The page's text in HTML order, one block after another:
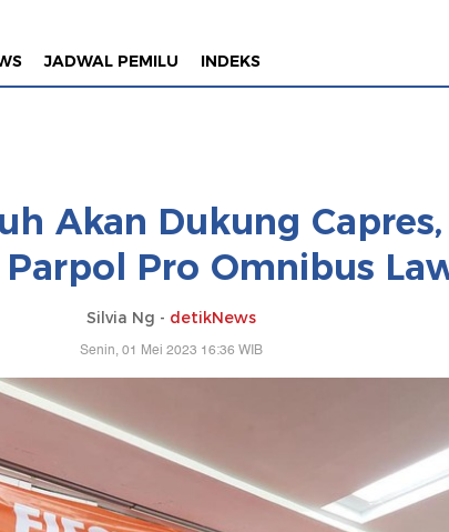
JADWAL PEMILU INDEKS
Akan Dukung
Parpol Pro Omnibus
Silvia Ng - detikNews
Senin, 01 Mei 2023 16:36 WIB